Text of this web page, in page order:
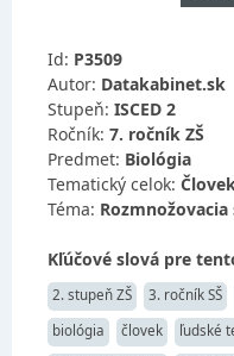
Id: P3509
Autor: Datakabinet.sk
Stupeň: ISCED 2
Ročník: 7. ročník ZŠ
Predmet: Biológia
Tematický celok:
Téma:
Kľúčové slová pre
2. stupeň ZŠ 3. ročník SŠ
biológia
človek ľudské